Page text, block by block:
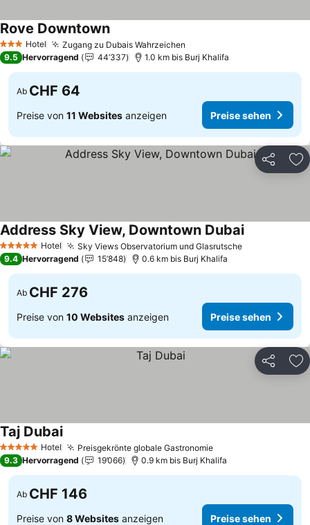
3 SterneHotel Zugang zu Dubais Wahrzeichen
Rove Downtown
9.5 Hervorragend 44’337 1.0 km bis Burj Khalifa
Ab CHF 64
Preise von 11 Websites anzeigen Preise sehen
Teilen
5 Sterne Hotel Sky Views Observatorium und Glasrutsche
Address Sky View, Downtown Dubai
9.4 Hervorragend 15’848 0.6 km bis Burj Khalifa
Ab CHF 276
Preise von 10 Websites anzeigen Preise sehen
Teilen
5 Sterne Hotel Preisgekrönte globale Gastronomie
Taj Dubai
9.3 Hervorragend 19’066 0.9 km bis Burj Khalifa
Ab CHF 146
Preise von 8 Websites anzeigen Preise sehen